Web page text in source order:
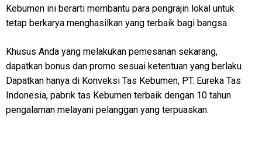
Kebumen ini berarti membantu para pengrajin lokal untuk
tetap berkarya menghasilkan yang terbaik bagi bangsa.
Khusus Anda yang melakukan pemesanan sekarang,
dapatkan bonus dan promo sesuai ketentuan yang berlaku.
Dapatkan hanya di Konveksi Tas Kebumen, PT. Eureka Tas
Indonesia, pabrik tas Kebumen terbaik dengan 10 tahun
pengalaman melayani pelanggan yang terpuaskan.